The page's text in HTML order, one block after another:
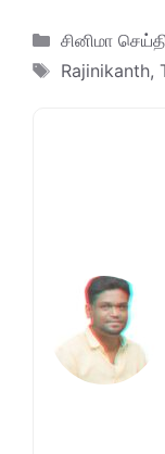
Categories
சினிமா
Tags
Rajinikanth,